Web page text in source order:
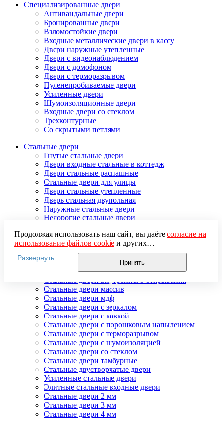
Специализированные двери
Антивандальные двери
Бронированные двери
Взломостойкие двери
Входные металлические двери в кассу
Двери наружные утепленные
Двери с видеонаблюдением
Двери с домофоном
Двери с терморазрывом
Пуленепробиваемые двери
Усиленные двери
Шумоизоляционные двери
Входные двери со стеклом
Трехконтурные
Со скрытыми петлями
Стальные двери
Гнутые стальные двери
Двери входные стальные в коттедж
Двери стальные распашные
Стальные двери для улицы
Двери стальные утепленные
Дверь стальная двупольная
Наружные стальные двери
Недорогие стальные двери
Стальная дверь в дом
Стальная дверь на дачу
Стальные взломостойкие двери
Стальные входные двери в квартиру
Стальные двери в подъезд
Стальные двери внутреннего открывания
Стальные двери массив
Стальные двери мдф
Стальные двери с зеркалом
Стальные двери с ковкой
Стальные двери с порошковым напылением
Стальные двери с терморазрывом
Стальные двери с шумоизоляцией
Стальные двери со стеклом
Стальные двери тамбурные
Стальные двустворчатые двери
Усиленные стальные двери
Элитные стальные входные двери
Стальные двери 2 мм
Стальные двери 3 мм
Стальные двери 4 мм
Продолжая использовать наш сайт, вы даёте согласие на
использование файлов cookieи других
пользовательских данных (включая IP-адрес, сведения о
местоположении, устройстве, действиях на сайте и т. п.)
для функционирования сайта, проведения
использования систем аналитики (например,
Яндекс.Метрика), в соответствии с нашей
обработки персональных данных.
Если вы не хотите, чтобы ваши данные обрабатывались,
настройте ограничения в браузере или покиньте сайт.
Развернуть
Принять